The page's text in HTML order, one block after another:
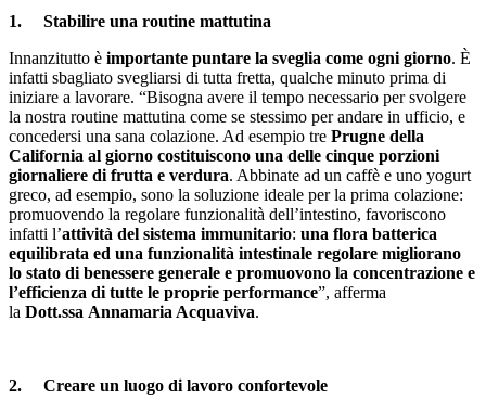
1. Stabilire una routine mattutina
Innanzitutto è importante puntare la sveglia come ogni giorno. È
infatti sbagliato svegliarsi di tutta fretta, qualche minuto prima di
iniziare a lavorare. “Bisogna avere il tempo necessario per svolgere
la nostra routine mattutina come se stessimo per andare in ufficio, e
concedersi una sana colazione. Ad esempio tre Prugne della
California al giorno costituiscono una delle cinque porzioni
giornaliere di frutta e verdura. Abbinate ad un caffè e uno yogurt
greco, ad esempio, sono la soluzione ideale per la prima colazione:
promuovendo la regolare funzionalità dell’intestino, favoriscono
infatti l’attività del sistema immunitario: una flora batterica
equilibrata ed una funzionalità intestinale regolare migliorano
lo stato di benessere generale e promuovono la concentrazione e
l’efficienza di tutte le proprie performance”, afferma
la Dott.ssa Annamaria Acquaviva.
2. Creare un luogo di lavoro confortevole